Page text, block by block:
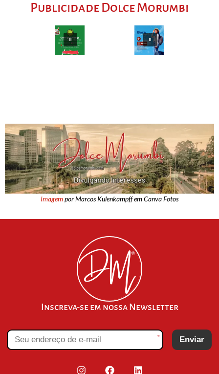
Publicidade Dolce Morumbi
Imagempor Marcos Kulenkampff em Canva Fotos
Inscreva-se em nossa Newsletter
* Enviar